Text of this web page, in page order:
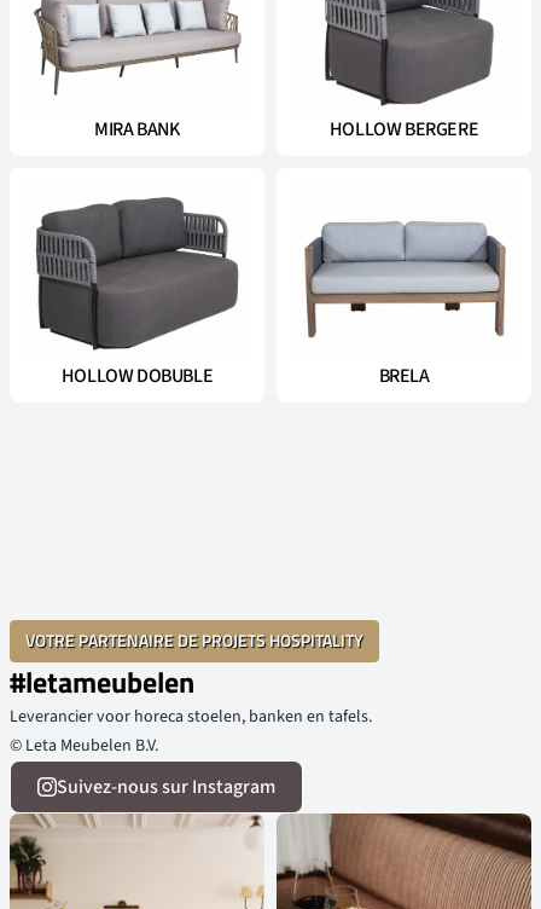
MIRA BANK HOLLOW BERGERE
HOLLOW DOBUBLE BRELA
VOTRE PARTENAIRE DE PROJETS HOSPITALITY
#letameubelen
Leverancier voor horeca stoelen, banken en tafels.
© Leta Meubelen B.V.
Suivez-nous sur Instagram